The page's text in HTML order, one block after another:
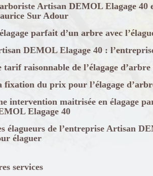
Artisan DEMOL Elagage 40
Sur Adour
parfait d’un arbre avec
DEMOL Elagage 40 :
tarif raisonnable de l’élagage
fixation du prix pour l’élagage
intervention maitrisée en élagage
Elagage 40
élagueurs de l’entreprise Artisan
élaguer
services